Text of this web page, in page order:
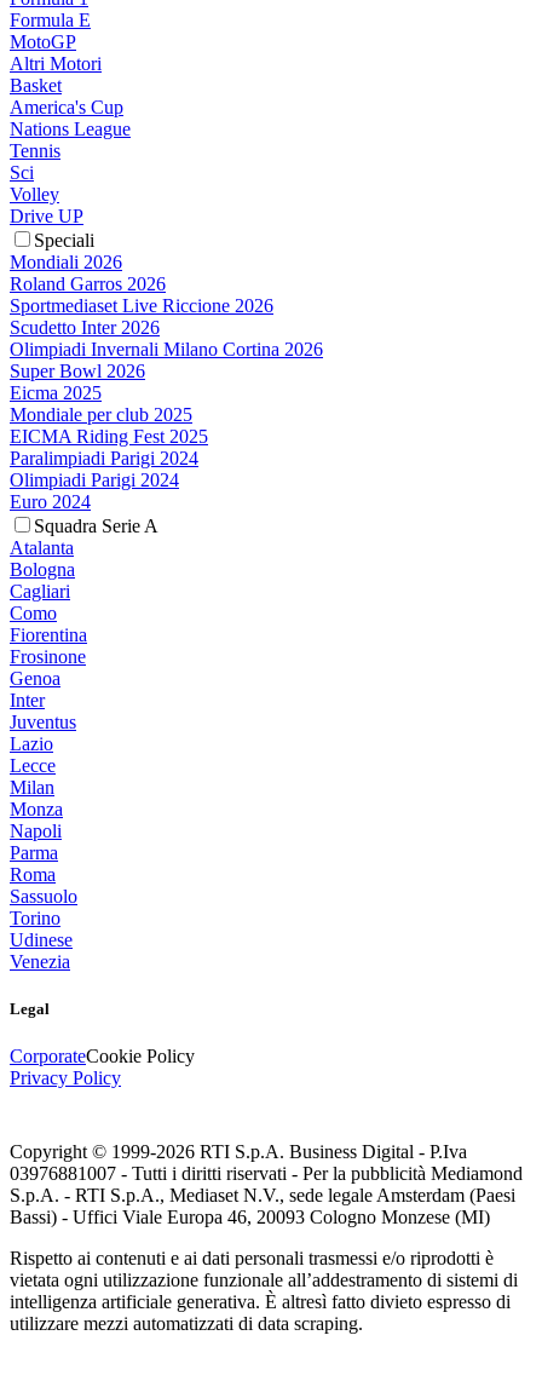
Formula E
MotoGP
Altri Motori
Basket
America's Cup
Nations League
Tennis
Sci
Volley
Drive UP
Speciali
Mondiali 2026
Roland Garros 2026
Sportmediaset Live Riccione 2026
Scudetto Inter 2026
Olimpiadi Invernali Milano Cortina 2026
Super Bowl 2026
Eicma 2025
Mondiale per club 2025
EICMA Riding Fest 2025
Paralimpiadi Parigi 2024
Olimpiadi Parigi 2024
Euro 2024
Squadra Serie A
Atalanta
Bologna
Cagliari
Como
Fiorentina
Frosinone
Genoa
Inter
Juventus
Lazio
Lecce
Milan
Monza
Napoli
Parma
Roma
Sassuolo
Torino
Udinese
Venezia
Legal
CorporateCookie Policy
Privacy Policy
Copyright © 1999-2026 RTI S.p.A. Business Digital - P.Iva
03976881007 - Tutti i diritti riservati - Per la pubblicità Mediamond
S.p.A. - RTI S.p.A., Mediaset N.V., sede legale Amsterdam (Paesi
Bassi) - Uffici Viale Europa 46, 20093 Cologno Monzese (MI)
Rispetto ai contenuti e ai dati personali trasmessi e/o riprodotti è
vietata ogni utilizzazione funzionale all’addestramento di sistemi di
intelligenza artificiale generativa. È altresì fatto divieto espresso di
utilizzare mezzi automatizzati di data scraping.